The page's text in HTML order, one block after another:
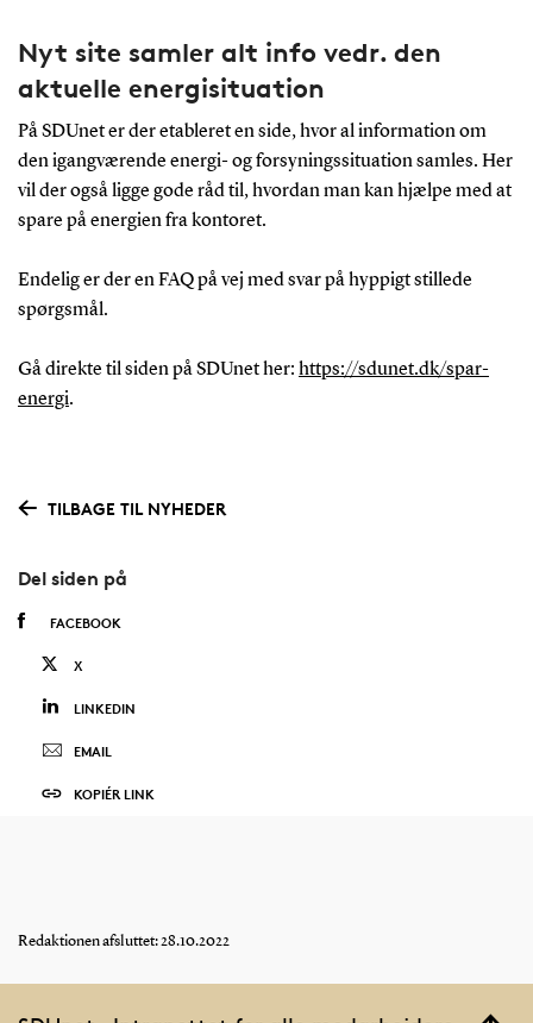
Nyt site samler alt info vedr. den
aktuelle energisituation
På SDUnet er der etableret en side, hvor al information om
den igangværende energi- og forsyningssituation samles. Her
vil der også ligge gode råd til, hvordan man kan hjælpe med at
spare på energien fra kontoret.
Endelig er der en FAQ på vej med svar på hyppigt stillede
spørgsmål.
Gå direkte til siden på SDUnet her: https://sdunet.dk/spar-
energi.
TILBAGE TIL NYHEDER
Del siden på
FACEBOOK
X
LINKEDIN
EMAIL
KOPIÉR LINK
Redaktionen afsluttet: 28.10.2022